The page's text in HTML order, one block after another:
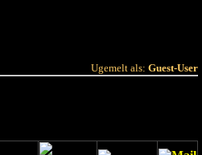
Ugemelt als: Guest-User